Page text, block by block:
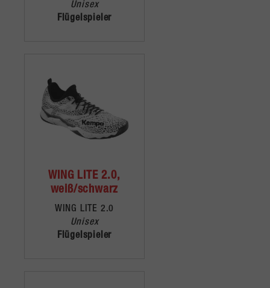
Unisex
Flügelspieler
WING LITE 2.0,
weiß/schwarz
WING LITE 2.0
Unisex
Flügelspieler